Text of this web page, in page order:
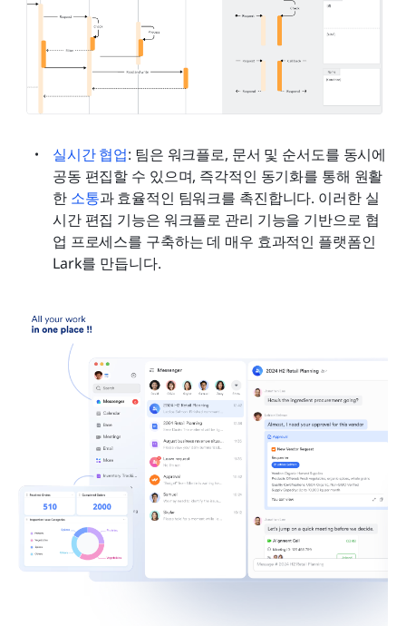
실시간 협업: 팀은 워크플로, 문서 및 순서도를 동시에
공동 편집할 수 있으며, 즉각적인 동기화를 통해 원활
한 소통과 효율적인 팀워크를 촉진합니다. 이러한 실
시간 편집 기능은 워크플로 관리 기능을 기반으로 협
업 프로세스를 구축하는 데 매우 효과적인 플랫폼인
Lark를 만듭니다.